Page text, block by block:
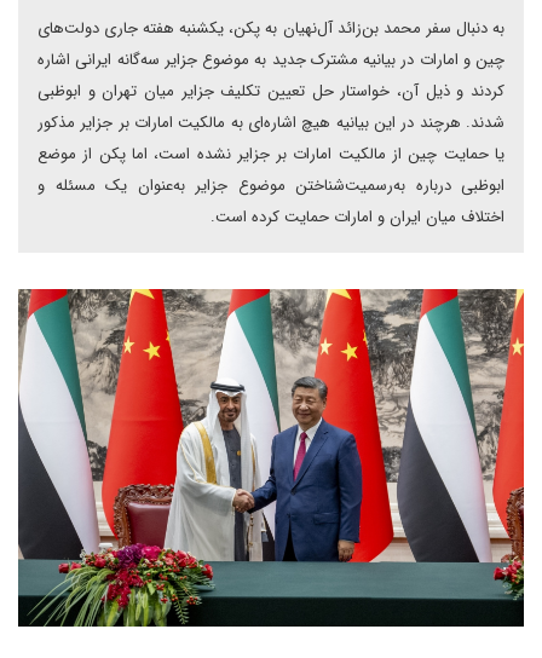
به دنبال سفر محمد بن‌زائد آل‌نهیان به پکن، یکشنبه هفته جاری دولت‌های
چین و امارات در بیانیه مشترک جدید به موضوع جزایر سه‌گانه ایرانی اشاره
کردند و ذیل آن، خواستار حل تعیین تکلیف جزایر میان تهران و ابوظبی
شدند. هرچند در این بیانیه هیچ اشاره‌ای به مالکیت امارات بر جزایر مذکور
یا حمایت چین از مالکیت امارات بر جزایر نشده است، اما پکن از موضع
ابوظبی درباره به‌رسمیت‌شناختن موضوع جزایر به‌عنوان یک مسئله و
اختلاف میان ایران و امارات حمایت کرده است.